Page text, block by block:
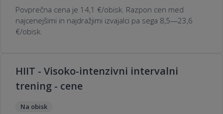
Povprečna cena je 14,1 €/obisk. Razpon cen med
najcenejšimi in najdražjimi izvajalci pa sega 8,5—23,6
€/obisk.
HIIT - Visoko-intenzivni intervalni
trening - cene
Na obisk